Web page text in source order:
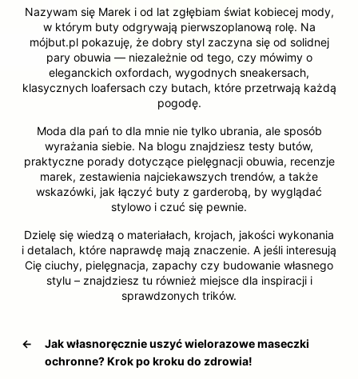
Nazywam się Marek i od lat zgłębiam świat kobiecej mody,
w którym buty odgrywają pierwszoplanową rolę. Na
mójbut.pl pokazuję, że dobry styl zaczyna się od solidnej
pary obuwia — niezależnie od tego, czy mówimy o
eleganckich oxfordach, wygodnych sneakersach,
klasycznych loafersach czy butach, które przetrwają każdą
pogodę.
Moda dla pań to dla mnie nie tylko ubrania, ale sposób
wyrażania siebie. Na blogu znajdziesz testy butów,
praktyczne porady dotyczące pielęgnacji obuwia, recenzje
marek, zestawienia najciekawszych trendów, a także
wskazówki, jak łączyć buty z garderobą, by wyglądać
stylowo i czuć się pewnie.
Dzielę się wiedzą o materiałach, krojach, jakości wykonania
i detalach, które naprawdę mają znaczenie. A jeśli interesują
Cię ciuchy, pielęgnacja, zapachy czy budowanie własnego
stylu – znajdziesz tu również miejsce dla inspiracji i
sprawdzonych trików.
←
Jak własnoręcznie uszyć wielorazowe maseczki
ochronne? Krok po kroku do zdrowia!